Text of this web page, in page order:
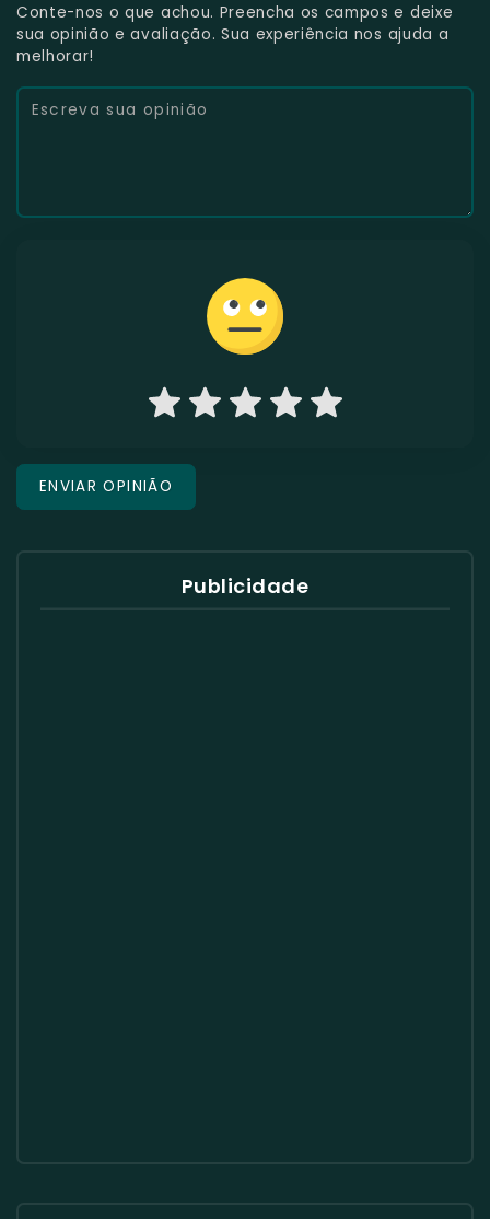
Conte-nos o que achou. Preencha os campos e deixe
sua opinião e avaliação. Sua experiência nos ajuda a
melhorar!
Publicidade